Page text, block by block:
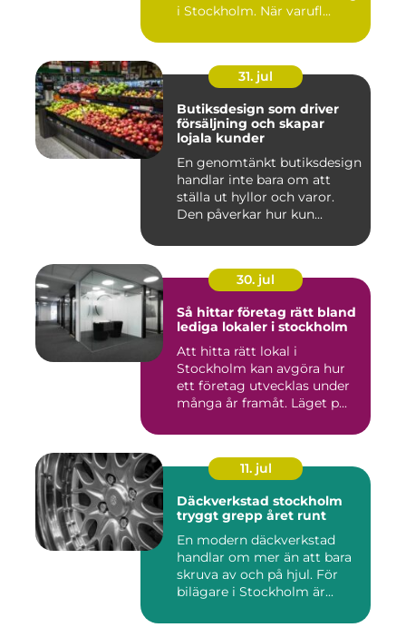
i Stockholm. När varufl...
31. jul
Butiksdesign som driver
försäljning och skapar
lojala kunder
En genomtänkt butiksdesign
handlar inte bara om att
ställa ut hyllor och varor.
Den påverkar hur kun...
30. jul
Så hittar företag rätt bland
lediga lokaler i stockholm
Att hitta rätt lokal i
Stockholm kan avgöra hur
ett företag utvecklas under
många år framåt. Läget p...
11. jul
Däckverkstad stockholm
tryggt grepp året runt
En modern däckverkstad
handlar om mer än att bara
skruva av och på hjul. För
bilägare i Stockholm är...